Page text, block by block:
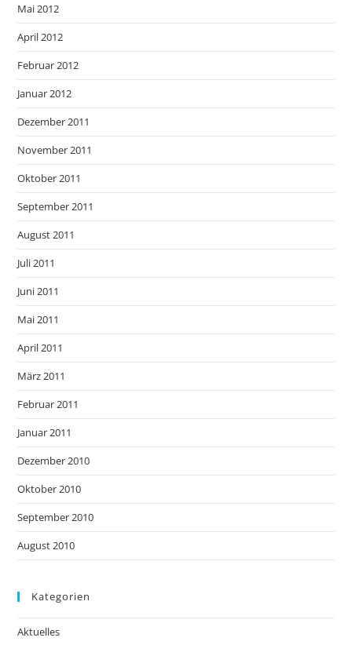
Mai 2012
April 2012
Februar 2012
Januar 2012
Dezember 2011
November 2011
Oktober 2011
September 2011
August 2011
Juli 2011
Juni 2011
Mai 2011
April 2011
März 2011
Februar 2011
Januar 2011
Dezember 2010
Oktober 2010
September 2010
August 2010
Kategorien
Aktuelles